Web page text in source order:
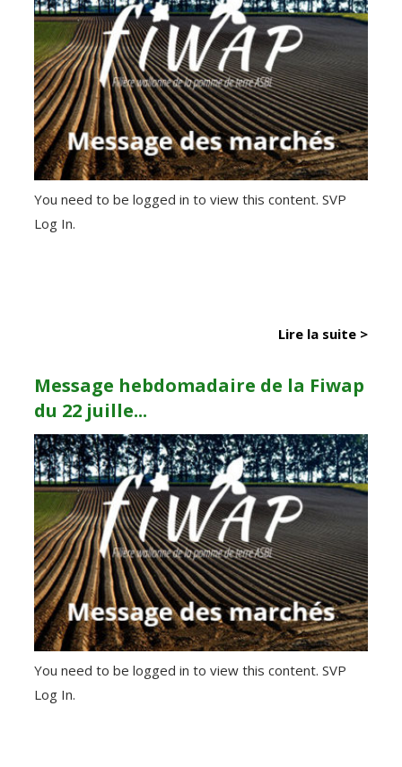
You need to be logged in to view this content. SVP
Log In.
Lire la suite >
Message hebdomadaire de la Fiwap
du 22 juille...
You need to be logged in to view this content. SVP
Log In.